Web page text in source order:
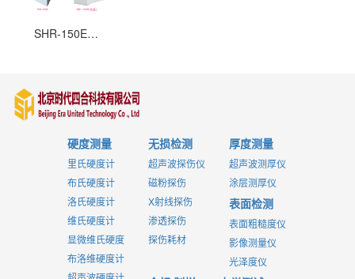
SHR-150E/SHR-150EH(加高)电动洛氏硬度计
硬度测量
里氏硬度计
布氏硬度计
洛氏硬度计
维氏硬度计
显微维氏硬度
布洛维硬度计
无损检测
超声波探伤仪
磁粉探伤
X射线探伤
渗透探伤
探伤耗材
厚度测量
超声波测厚仪
涂层测厚仪
表面检测
表面粗糙度仪
影像测量仪
光泽度仪